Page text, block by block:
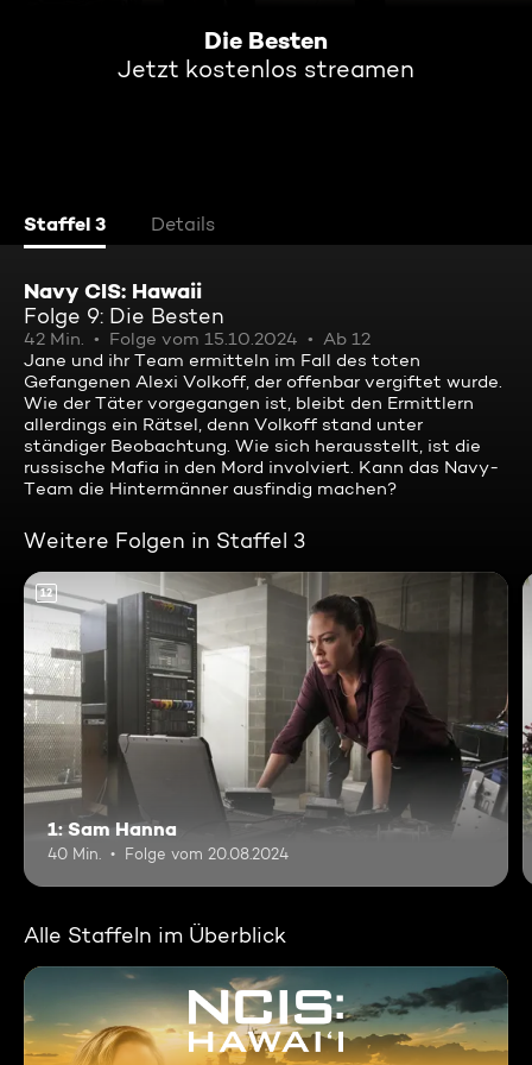
Die Besten
Jetzt kostenlos streamen
Staffel 3 Details
Navy CIS: Hawaii
Folge 9: Die Besten
42 Min. Folge vom 15.10.2024
Ab 12
Jane und ihr Team ermitteln im Fall des toten
Gefangenen Alexi Volkoff, der offenbar vergiftet wurde.
Wie der Täter vorgegangen ist, bleibt den Ermittlern
allerdings ein Rätsel, denn Volkoff stand unter
ständiger Beobachtung. Wie sich herausstellt, ist die
russische Mafia in den Mord involviert. Kann das Navy-
Team die Hintermänner ausfindig machen?
Weitere Folgen in Staffel 3
12
1: Sam Hanna
40 Min. Folge vom 20.08.2024
Alle Staffeln im Überblick